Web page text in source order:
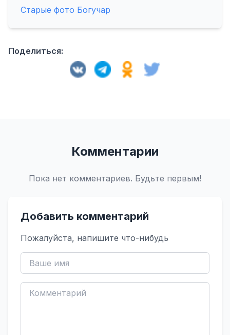
Старые фото Богучар
Поделиться:
Комментарии
Пока нет комментариев. Будьте первым!
Добавить комментарий
Пожалуйста, напишите что-нибудь